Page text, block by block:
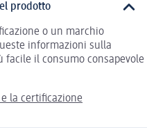
prodotto
o un marchio
informazioni sulla
il consumo consapevole
la certificazione